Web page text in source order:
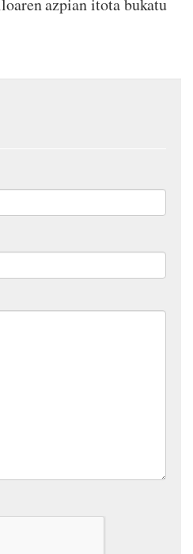
azpian itota bukatu